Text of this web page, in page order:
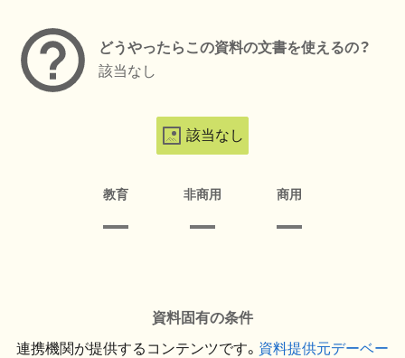
どうやったらこの資料の文書を使えるの？
該当なし
該当なし
教育 非商用 商用
資料固有の条件
連携機関が提供するコンテンツです。 資料提供元デーベー